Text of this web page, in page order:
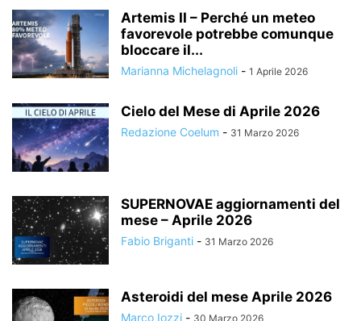
Artemis II – Perché un meteo
favorevole potrebbe comunque
bloccare il...
Marianna Michelagnoli - 1 Aprile 2026
Cielo del Mese di Aprile 2026
Redazione Coelum - 31 Marzo 2026
SUPERNOVAE aggiornamenti del
mese – Aprile 2026
Fabio Briganti - 31 Marzo 2026
Asteroidi del mese Aprile 2026
Marco Iozzi - 30 Marzo 2026